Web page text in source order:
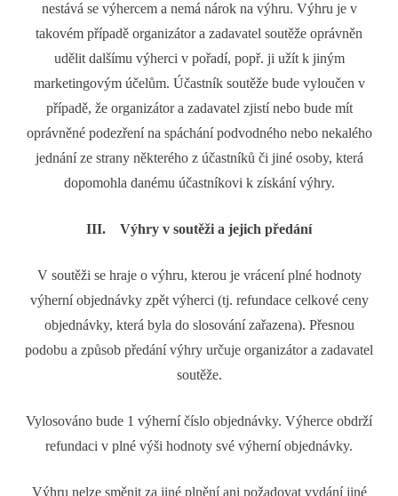
nestává se výhercem a nemá nárok na výhru. Výhru je v
takovém případě organizátor a zadavatel soutěže oprávněn
udělit dalšímu výherci v pořadí, popř. ji užít k jiným
marketingovým účelům. Účastník soutěže bude vyloučen v
případě, že organizátor a zadavatel zjistí nebo bude mít
oprávněné podezření na spáchání podvodného nebo nekalého
jednání ze strany některého z účastníků či jiné osoby, která
dopomohla danému účastníkovi k získání výhry.
III. Výhry v soutěži a jejich předání
V soutěži se hraje o výhru, kterou je vrácení plné hodnoty
výherní objednávky zpět výherci (tj. refundace celkové ceny
objednávky, která byla do slosování zařazena). Přesnou
podobu a způsob předání výhry určuje organizátor a zadavatel
soutěže.
Vylosováno bude 1 výherní číslo objednávky. Výherce obdrží
refundaci v plné výši hodnoty své výherní objednávky.
Výhru nelze směnit za jiné plnění ani požadovat vydání jiné